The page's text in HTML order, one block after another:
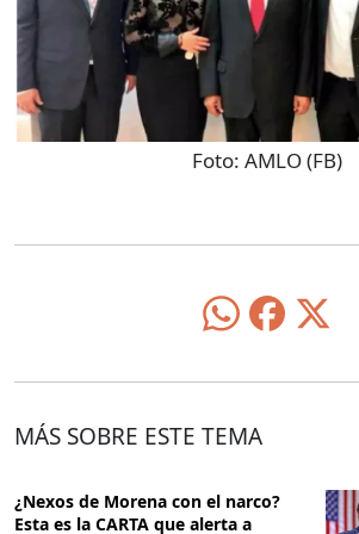
Foto: AMLO (FB)
MÁS SOBRE ESTE TEMA
¿Nexos de Morena con el narco?
Esta es la CARTA que alerta a